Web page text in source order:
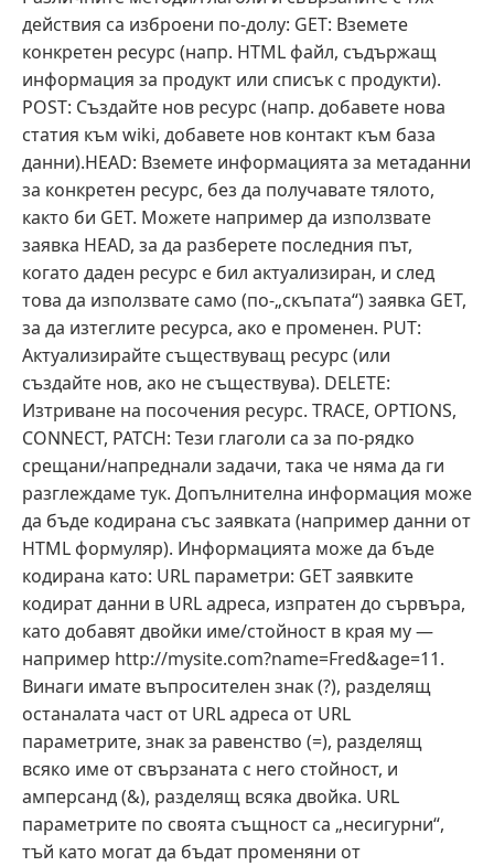
действия са изброени по-долу: GET: Вземете
конкретен ресурс (напр. HTML файл, съдържащ
информация за продукт или списък с продукти).
POST: Създайте нов ресурс (напр. добавете нова
статия към wiki, добавете нов контакт към база
данни).HEAD: Вземете информацията за метаданни
за конкретен ресурс, без да получавате тялото,
както би GET. Можете например да използвате
заявка HEAD, за да разберете последния път,
когато даден ресурс е бил актуализиран, и след
това да използвате само (по-„скъпата“) заявка GET,
за да изтеглите ресурса, ако е променен. PUT:
Актуализирайте съществуващ ресурс (или
създайте нов, ако не съществува). DELETE:
Изтриване на посочения ресурс. TRACE, OPTIONS,
CONNECT, PATCH: Тези глаголи са за по-рядко
срещани/напреднали задачи, така че няма да ги
разглеждаме тук. Допълнителна информация може
да бъде кодирана със заявката (например данни от
HTML формуляр). Информацията може да бъде
кодирана като: URL параметри: GET заявките
кодират данни в URL адреса, изпратен до сървъра,
като добавят двойки име/стойност в края му —
например http://mysite.com?name=Fred&age=11.
Винаги имате въпросителен знак (?), разделящ
останалата част от URL адреса от URL
параметрите, знак за равенство (=), разделящ
всяко име от свързаната с него стойност, и
амперсанд (&), разделящ всяка двойка. URL
параметрите по своята същност са „несигурни“,
тъй като могат да бъдат променяни от